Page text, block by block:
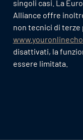
singoli casi. La
Alliance offre
non tecnici di terze
disattivati, la
essere limitata.